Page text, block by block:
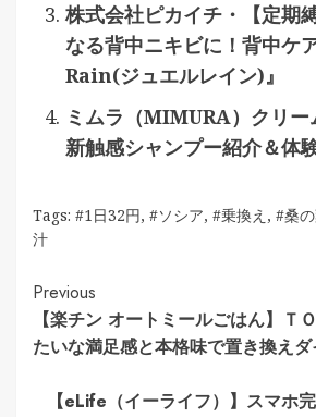
株式会社ピカイチ・【定期
なる背中ニキビに！背中ケ
Rain(ジュエルレイン)』
ミムラ（MIMURA）クリー
新触感シャンプー紹介＆体
Tags: #1日32円, #ソシア, #乗換え , #桑
汁
Continue
Reading
Previous
【楽チン オートミールごはん】Ｔ
たいな満足感と本格味で置き換えダ
【eLife（イーライフ）】スマホ